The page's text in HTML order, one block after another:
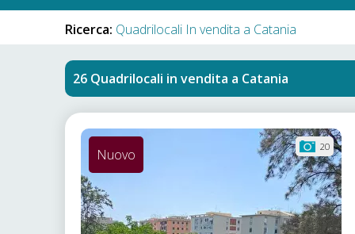
Ricerca: Quadrilocali In vendita a Catania
Quadrilocali in vendita a Catania
20
Nuovo